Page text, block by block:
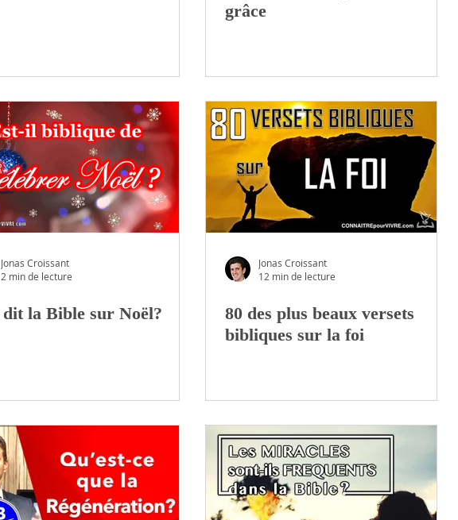
grâce
Jonas Croissant
2 min de lecture
dit la Bible sur Noël?
Jonas Croissant
12 min de lecture
80 des plus beaux versets
bibliques sur la foi